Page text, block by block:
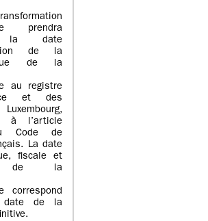
prendra
date
de la
de la
au registre
et des
à l’article
Code de
La date
fiscale et
de la
correspond
de la